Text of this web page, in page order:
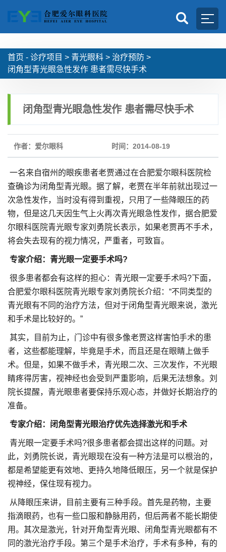
首页 - 诊疗项目 > 青光眼科 > 治疗预防 >
闭角型青光眼急性发作 患者需尽快手术
闭角型青光眼急性发作 患者需尽快手术
作者：爱尔眼科 时间：2014-08-19
一名来自宿州的眼疾患者老贾通过在合肥爱尔眼科医院检
查确诊为闭角型青光眼。据了解，老贾在半年前就出现过一
次急性发作，当时没有得到重视，只用了一些降眼压的药
物，但是这几天因生气上火再次青光眼急性发作，据合肥爱
尔眼科医院青光眼专家刘勇院长表示，如果老贾再不手术，
将会失去现有的视力情况，严重者，可致盲。
专家介绍：青光眼一定要手术吗?
很多患者都会有这样的担心：青光眼一定要手术吗?下面，
合肥爱尔眼科医院青光眼专家刘勇院长介绍：“不同类型的
青光眼有不同的治疗方法，但对于闭角型青光眼来说，激光
和手术是比较好的。”
其实，目前为止，门诊中有很多像老贾这样害怕手术的患
者，这些都能理解，毕竟是手术，而且还是在眼睛上做手
术。但是，如果不做手术，青光眼二次、三次发作，不光眼
睛疼得厉害，视神经也会受到严重影响，后果无法想象。刘
院长提醒，青光眼患者要保持乐观心态，并做好长期治疗的
准备。
专家介绍：闭角型青光眼治疗优先选择激光和手术
青光眼一定要手术吗?很多患者都会提出这样的问题。对
此，刘勇院长说，青光眼现在没有一种方法是可以根治的，
都是希望能更有效地、更持久地降低眼压，另一个就是保护
视神经，保住现有视力。
从降眼压来讲，目前主要有三种手段。首先是药物，主要
指滴眼药，也有一些口服和静脉用药，但后两者不能长期使
用。其次是激光，针对开角型青光眼、闭角型青光眼都有不
同的激光治疗手段。第三个是手术治疗，手术有多种，有的